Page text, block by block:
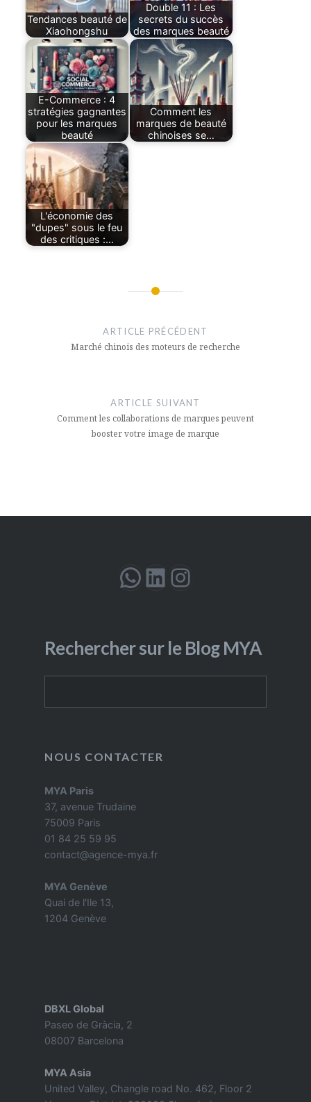
Tendances beauté de
Xiaohongshu
Double 11 : Les
secrets du succès
des marques beauté
E-Commerce : 4
stratégies gagnantes
pour les marques
beauté
Comment les
marques de beauté
chinoises se…
L'économie des
"dupes" sous le feu
des critiques :…
ARTICLE PRÉCÉDENT
Marché chinois des moteurs de recherche
ARTICLE SUIVANT
Comment les collaborations de marques peuvent
booster votre image de marque
WhatsApp
LinkedIn
Instagram
Rechercher sur le Blog MYA
NOUS CONTACTER
MYA Paris
37, avenue Trudaine
75009 Paris
01 84 25 59 95
contact@agence-mya.fr
MYA Genève
Quai de l'Ile 13,
1204 Genève
DBXL Global
Paseo de Gràcia, 2
08007 Barcelona
MYA Asia
United Valley, Changle road No. 462, Floor 2